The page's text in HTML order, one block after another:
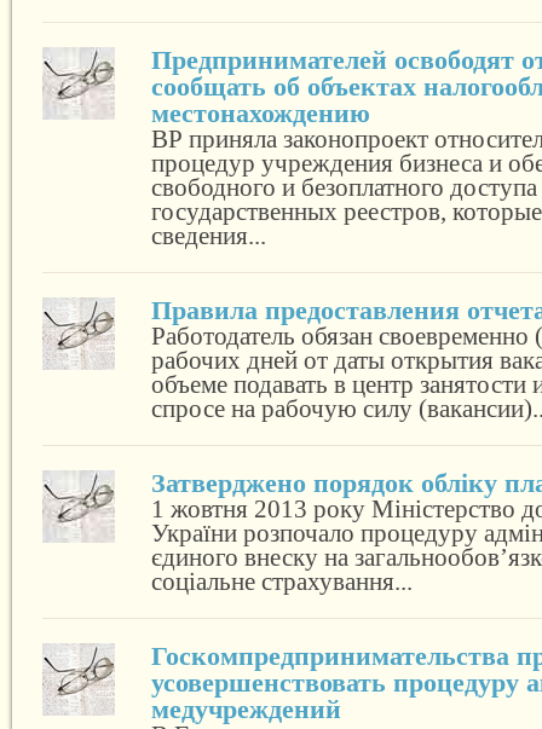
Предпринимателей освободят
сообщать об объектах
местонахождению
ВР приняла законопроект
процедур учреждения бизнеса и
свободного и безоплатного
государственных реестров,
сведения...
Правила предоставления
Работодатель обязан
рабочих дней от даты открытия
объеме подавать в центр
спросе на рабочую силу
Затверджено порядок обліку
1 жовтня 2013 року Міністерство
України розпочало процедуру
єдиного внеску на
соціальне страхування...
Госкомпредпринимательства
усовершенствовать процедуру
медучреждений